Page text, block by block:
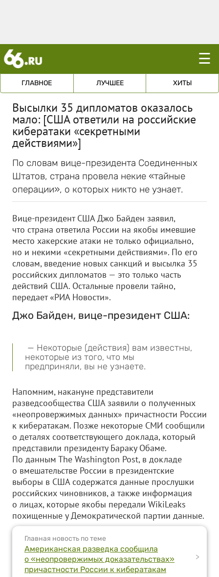
☰
ГЛАВНОЕ ЛУЧШЕЕ ХИТЫ
Высылки 35 дипломатов оказалось
мало: [США ответили на российские
кибератаки «секретными
действиями»]
По словам вице-президента Соединенных
Штатов, страна провела некие «тайные
операции», о которых никто не узнает.
Вице-президент США Джо Байден заявил,
что страна ответила России на якобы имевшие
место хакерские атаки не только официально,
но и некими «секретными действиями». По его
словам, введение новых санкций и высылка 35
российских дипломатов — это только часть
действий США. Остальные провели тайно,
передает «РИА Новости».
Джо Байден, вице-президент США:
— Некоторые (действия) вам известны,
некоторые из того, что мы
предприняли, вы не узнаете.
Напомним, накануне представители
разведсообщества США заявили о полученных
«неопровержимых данных» причастности России
к кибератакам. Позже некоторые СМИ сообщили
о деталях соответствующего доклада, который
представили президенту Бараку Обаме.
По данным Тhe Washington Post, в докладе
о вмешательстве России в президентские
выборы в США содержатся данные прослушки
российских чиновников, а также информация
о лицах, которые якобы передали WikiLeaks
похищенные у Демократической партии данные.
Главная новость по теме
Американская разведка сообщила
о «неопровержимых доказательствах»
причастности России к кибератакам
>